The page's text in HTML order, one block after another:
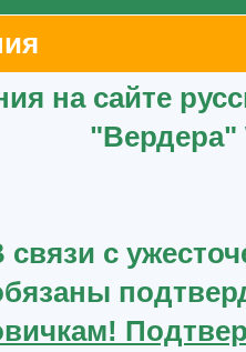
на сайте
"Вердера"
с